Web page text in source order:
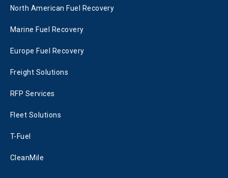
North American Fuel Recovery
Marine Fuel Recovery
Europe Fuel Recovery
Freight Solutions
RFP Services
Fleet Solutions
T-Fuel
CleanMile